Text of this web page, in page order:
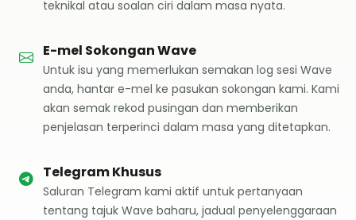
teknikal atau soalan ciri dalam masa nyata.
E-mel Sokongan Wave
Untuk isu yang memerlukan semakan log sesi Wave
anda, hantar e-mel ke pasukan sokongan kami. Kami
akan semak rekod pusingan dan memberikan
penjelasan terperinci dalam masa yang ditetapkan.
Telegram Khusus
Saluran Telegram kami aktif untuk pertanyaan
tentang tajuk Wave baharu, jadual penyelenggaraan